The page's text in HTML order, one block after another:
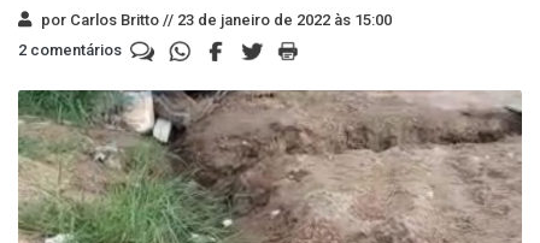
por Carlos Britto // 23 de janeiro de 2022 às 15:00
2 comentários